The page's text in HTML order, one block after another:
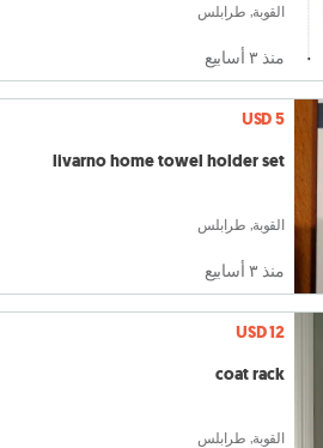
القوبة, طرابلس
منذ ٣ أسابيع
USD 5
livarno home towel holder set
القوبة, طرابلس
منذ ٣ أسابيع
USD 12
coat rack
القوبة, طرابلس